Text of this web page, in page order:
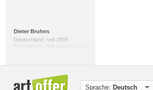
Dieter Bruhns
Deutschland, seit 2005
5455 Werke, 308 Kommentare
Sprache: Deutsch